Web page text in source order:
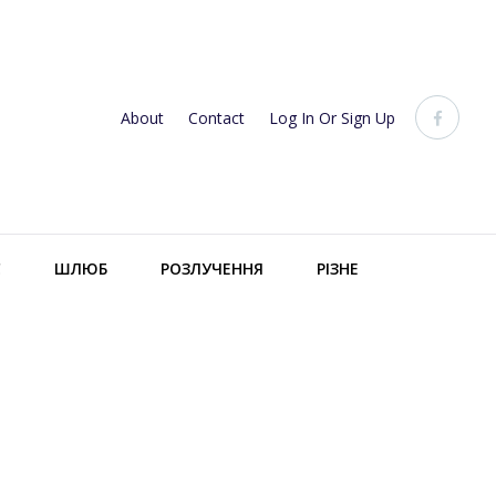
About Contact Log In Or Sign Up
ШЛЮБ РОЗЛУЧЕННЯ РІЗНЕ